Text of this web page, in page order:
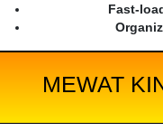
Fast-
MEWAT